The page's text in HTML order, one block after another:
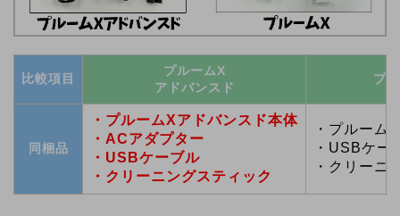
比較項目
プルームX
アドバンスド
プ
同梱品
・プルームXアドバンスド本体
・ACアダプター
・USBケーブル
・クリーニングスティック
・プルーム
・USBケー
・クリーニ